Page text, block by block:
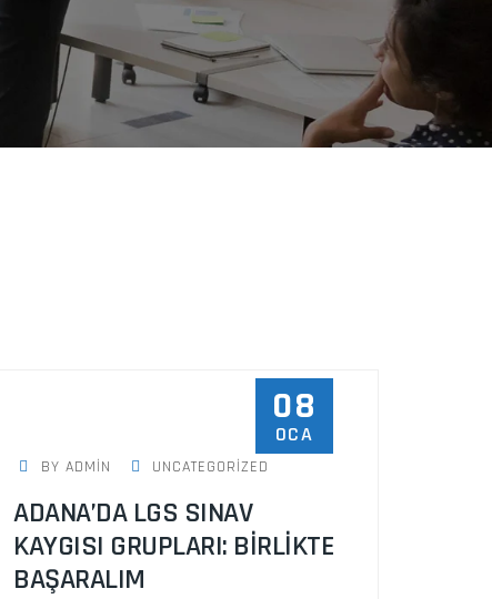
08
OCA
BY ADMIN UNCATEGORIZED
ADANA’DA LGS SINAV
KAYGISI GRUPLARI: BİRLİKTE
BAŞARALIM